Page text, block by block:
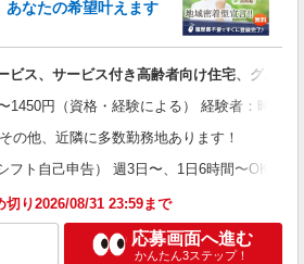
あなたの希望叶えます
ス、サービス付き高齢者向け住宅、グルー
1450円（資格・経験による） 経験者：時
の他、近隣に多数勤務地あります！
フト自己申告） 週3日〜、1日6時間〜OK 【
切り2026/08/31 23:59まで
応募画面へ進む
かんたん3ステップ！